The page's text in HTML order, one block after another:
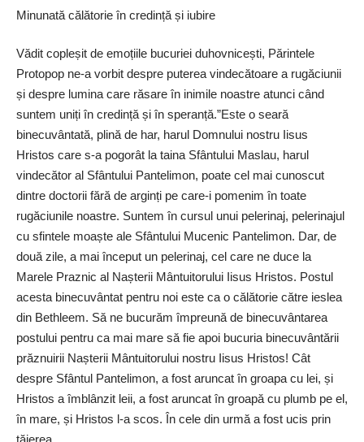
Minunată călătorie în credință și iubire
Vădit copleșit de emoțiile bucuriei duhovnicești, Părintele
Protopop ne-a vorbit despre puterea vindecătoare a rugăciunii
și despre lumina care răsare în inimile noastre atunci când
suntem uniți în credință și în speranță.”Este o seară
binecuvântată, plină de har, harul Domnului nostru Iisus
Hristos care s-a pogorât la taina Sfântului Maslau, harul
vindecător al Sfântului Pantelimon, poate cel mai cunoscut
dintre doctorii fără de arginți pe care-i pomenim în toate
rugăciunile noastre. Suntem în cursul unui pelerinaj, pelerinajul
cu sfintele moaște ale Sfântului Mucenic Pantelimon. Dar, de
două zile, a mai început un pelerinaj, cel care ne duce la
Marele Praznic al Nașterii Mântuitorului Iisus Hristos. Postul
acesta binecuvântat pentru noi este ca o călătorie către ieslea
din Bethleem. Să ne bucurăm împreună de binecuvântarea
postului pentru ca mai mare să fie apoi bucuria binecuvântării
prăznuirii Nașterii Mântuitorului nostru Iisus Hristos! Cât
despre Sfântul Pantelimon, a fost aruncat în groapa cu lei, și
Hristos a îmblânzit leii, a fost aruncat în groapă cu plumb pe el,
în mare, și Hristos l-a scos. În cele din urmă a fost ucis prin